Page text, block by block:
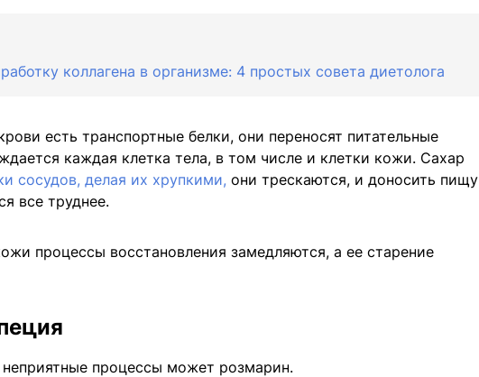
коллагена в организме: 4 простых совета диетолога
есть транспортные белки, они переносят питательные
каждая клетка тела, в том числе и клетки кожи. Сахар
сосудов, делая их хрупкими, они трескаются, и доносить пищу
все труднее.
процессы восстановления замедляются, а ее старение
процессы может розмарин.